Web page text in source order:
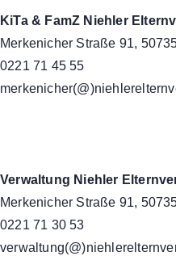
KiTa & FamZ Niehler
Merkenicher Straße 91,
0221 71 45 55
Verwaltung Niehler
Merkenicher Straße 91,
0221 71 30 53